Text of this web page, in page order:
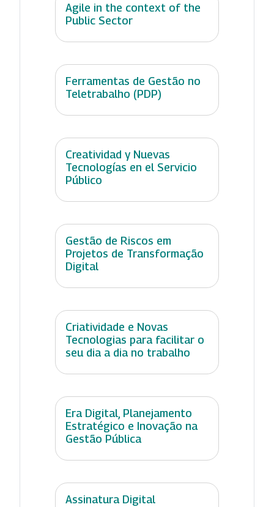
Agile in the context of the
Public Sector
Ferramentas de Gestão no
Teletrabalho (PDP)
Creatividad y Nuevas
Tecnologías en el Servicio
Público
Gestão de Riscos em
Projetos de Transformação
Digital
Criatividade e Novas
Tecnologias para facilitar o
seu dia a dia no trabalho
Era Digital, Planejamento
Estratégico e Inovação na
Gestão Pública
Assinatura Digital